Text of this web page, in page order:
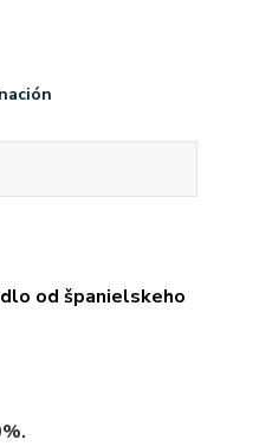
od španielskeho